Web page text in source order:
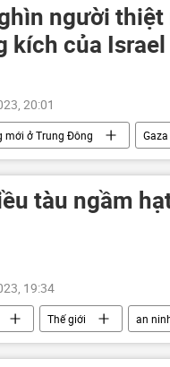
người
kích của Israel
20:01
mới ở Trung Đông Gaza
giới
tàu ngầm
19:34
Thế giới an
Vùng vịnh Ba Tư